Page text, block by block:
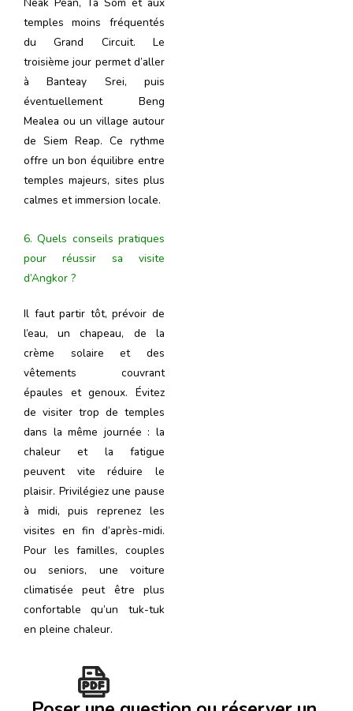
Neak Pean, Ta Som et aux
temples moins fréquentés
du Grand Circuit. Le
troisième jour permet d’aller
à Banteay Srei, puis
éventuellement Beng
Mealea ou un village autour
de Siem Reap. Ce rythme
offre un bon équilibre entre
temples majeurs, sites plus
calmes et immersion locale.
6. Quels conseils pratiques
pour réussir sa visite
d’Angkor ?
Il faut partir tôt, prévoir de
l’eau, un chapeau, de la
crème solaire et des
vêtements couvrant
épaules et genoux. Évitez
de visiter trop de temples
dans la même journée : la
chaleur et la fatigue
peuvent vite réduire le
plaisir. Privilégiez une pause
à midi, puis reprenez les
visites en fin d’après-midi.
Pour les familles, couples
ou seniors, une voiture
climatisée peut être plus
confortable qu’un tuk-tuk
en pleine chaleur.